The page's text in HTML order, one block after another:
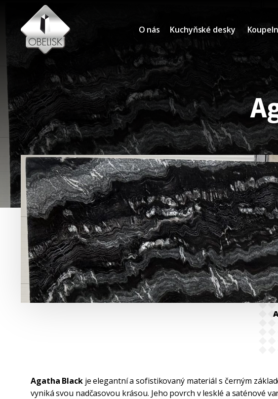
O nás Kuchyňské desky
Agatha Blackje elegantní a sofistikovaný materiál s černým
vyniká svou nadčasovou krásou. Jeho povrch v lesklé a saténové